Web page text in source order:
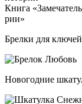
Кни­га
рии»
Брелки для ключей
Новогодние